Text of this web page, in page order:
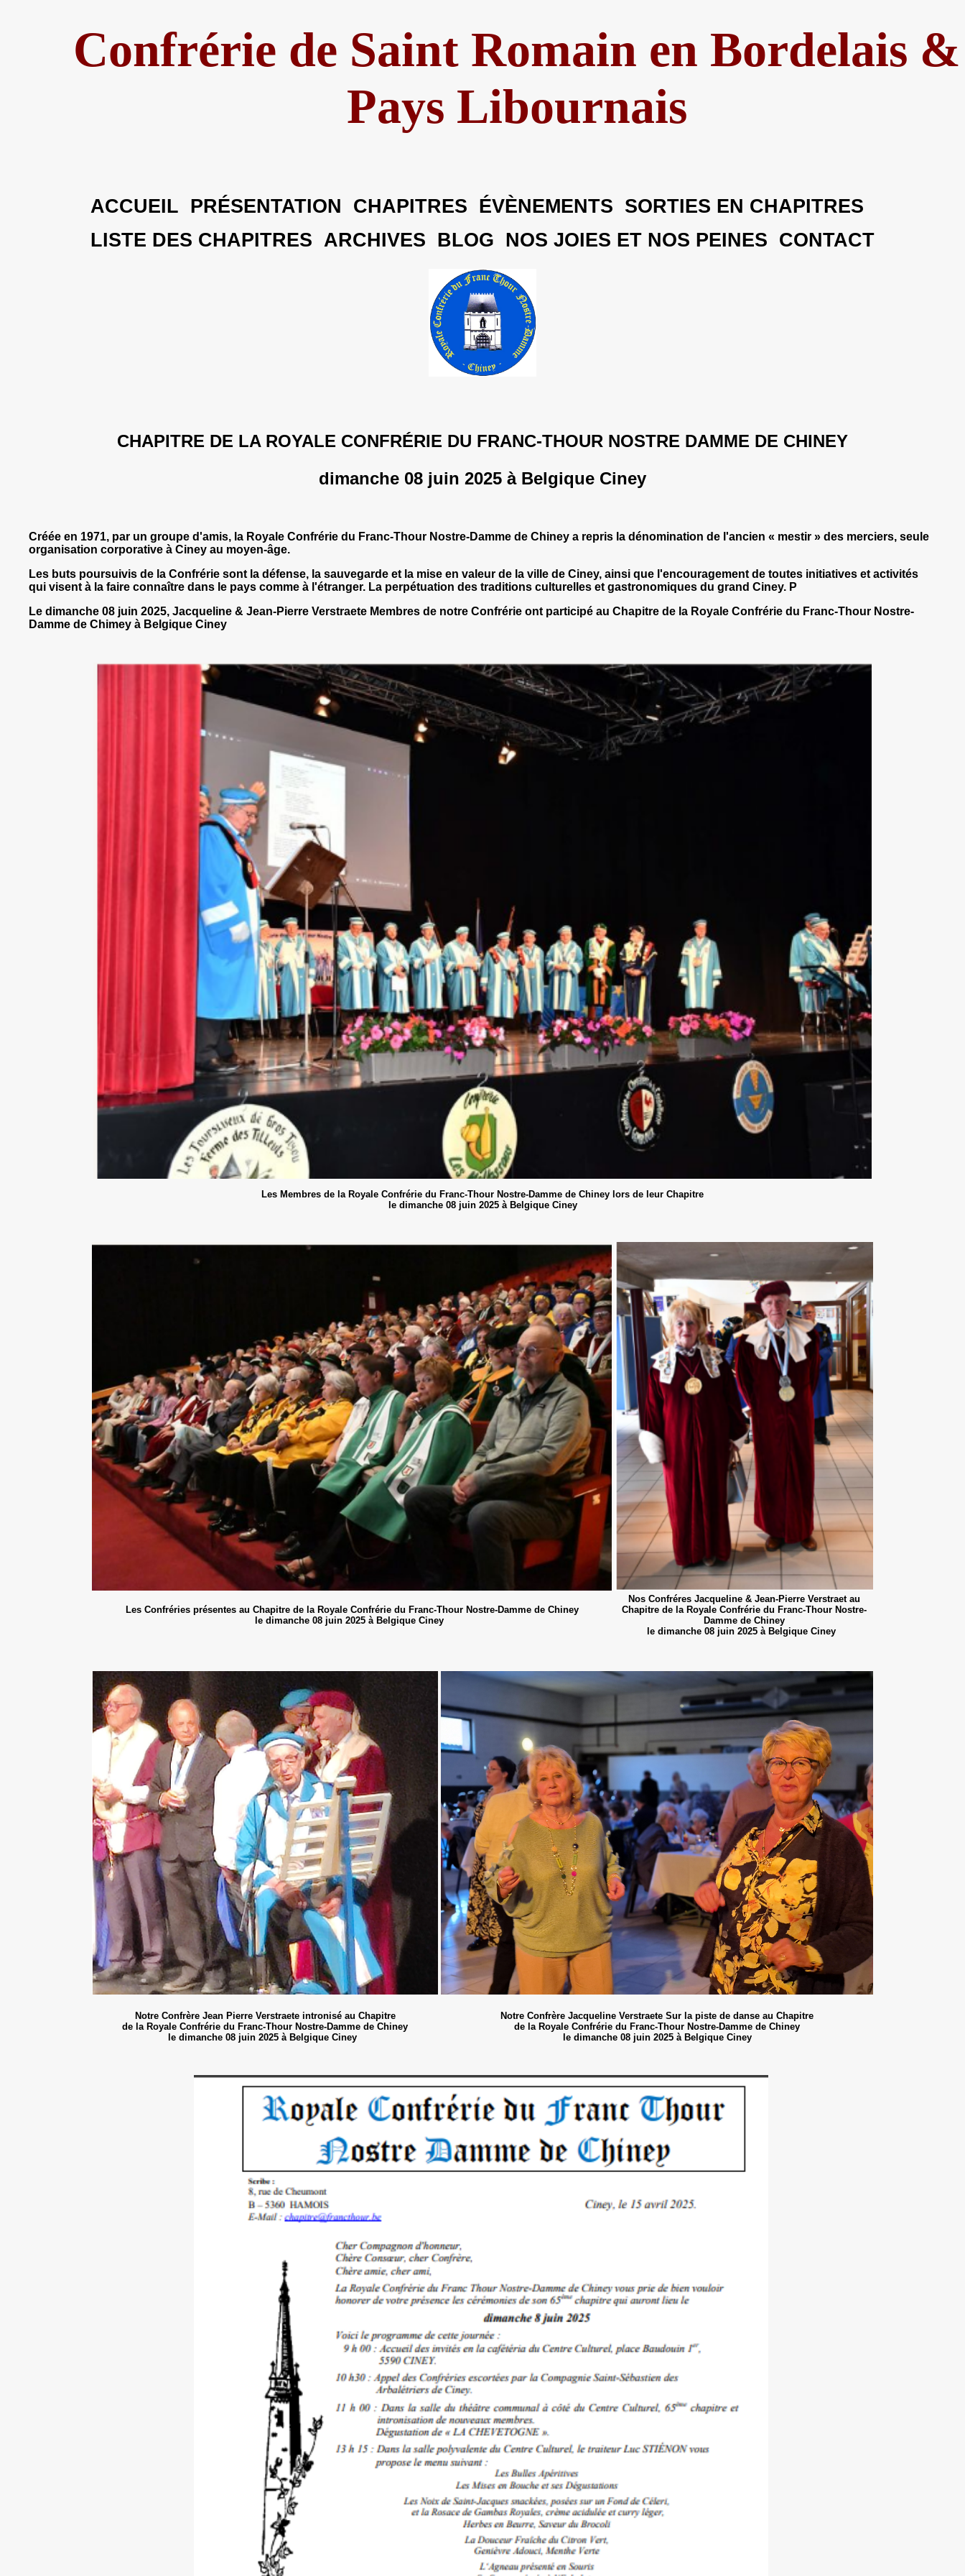
Confrérie de Saint Romain en Bordelais &
Pays Libournais
ACCUEIL PRÉSENTATION CHAPITRES ÉVÈNEMENTS SORTIES EN CHAPITRES
LISTE DES CHAPITRES ARCHIVES BLOG NOS JOIES ET NOS PEINES CONTACT
CHAPITRE DE LA ROYALE CONFRÉRIE DU FRANC-THOUR NOSTRE DAMME DE CHINEY
dimanche 08 juin 2025 à Belgique Ciney
Créée en 1971, par un groupe d'amis, la Royale Confrérie du Franc-Thour Nostre-Damme de Chiney a repris la dénomination de l'ancien « mestir » des merciers, seule
organisation corporative à Ciney au moyen-âge.
Les buts poursuivis de la Confrérie sont la défense, la sauvegarde et la mise en valeur de la ville de Ciney, ainsi que l'encouragement de toutes initiatives et activités
qui visent à la faire connaître dans le pays comme à l'étranger. La perpétuation des traditions culturelles et gastronomiques du grand Ciney. P
Le dimanche 08 juin 2025, Jacqueline & Jean-Pierre Verstraete Membres de notre Confrérie ont participé au Chapitre de la Royale Confrérie du Franc-Thour Nostre-
Damme de Chimey à Belgique Ciney
Les Membres de la Royale Confrérie du Franc-Thour Nostre-Damme de Chiney lors de leur Chapitre
le dimanche 08 juin 2025 à Belgique Ciney
Les Confréries présentes au Chapitre de la Royale Confrérie du Franc-Thour Nostre-Damme de Chiney
le dimanche 08 juin 2025 à Belgique Ciney
Nos Confréres Jacqueline & Jean-Pierre Verstraet au
Chapitre de la Royale Confrérie du Franc-Thour Nostre-
Damme de Chiney
le dimanche 08 juin 2025 à Belgique Ciney
Notre Confrère Jean Pierre Verstraete intronisé au Chapitre
de la Royale Confrérie du Franc-Thour Nostre-Damme de Chiney
le dimanche 08 juin 2025 à Belgique Ciney
Notre Confrère Jacqueline Verstraete Sur la piste de danse au Chapitre
de la Royale Confrérie du Franc-Thour Nostre-Damme de Chiney
le dimanche 08 juin 2025 à Belgique Ciney